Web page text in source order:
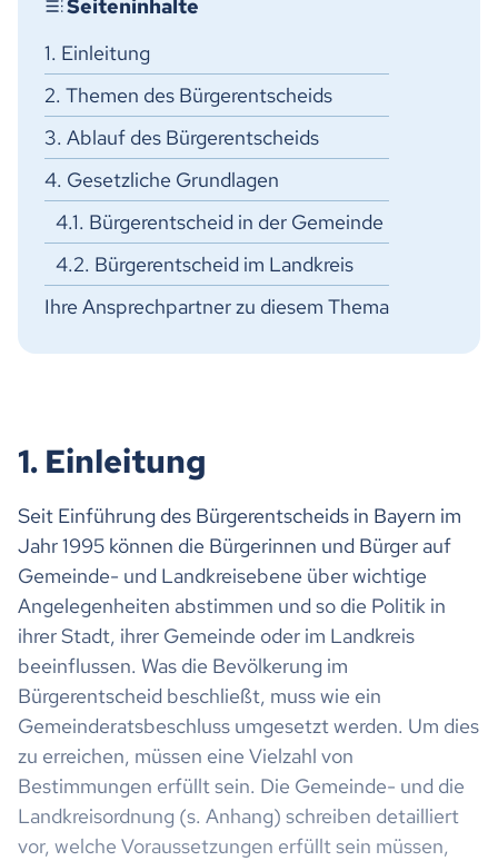
1. Einleitung
2. Themen des Bürgerentscheids
3. Ablauf des Bürgerentscheids
4. Gesetzliche Grundlagen
4.1. Bürgerentscheid in der Gemeinde
4.2. Bürgerentscheid im Landkreis
Ihre Ansprechpartner zu diesem Thema
1. Einleitung
Seit Einführung des Bürgerentscheids in Bayern im
Jahr 1995 können die Bürgerinnen und Bürger auf
Gemeinde- und Landkreisebene über wichtige
Angelegenheiten abstimmen und so die Politik in
ihrer Stadt, ihrer Gemeinde oder im Landkreis
beeinflussen. Was die Bevölkerung im
Bürgerentscheid beschließt, muss wie ein
Gemeinderatsbeschluss umgesetzt werden. Um dies
zu erreichen, müssen eine Vielzahl von
Bestimmungen erfüllt sein. Die Gemeinde- und die
Landkreisordnung (s. Anhang) schreiben detailliert
vor, welche Voraussetzungen erfüllt sein müssen,